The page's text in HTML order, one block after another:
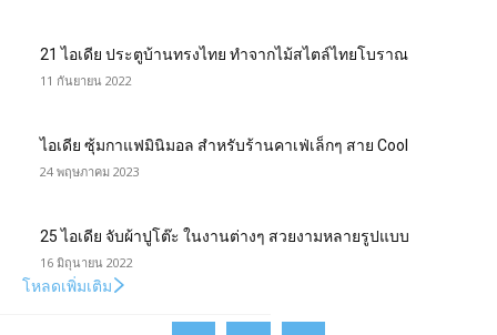
21 ไอเดีย ประตูบ้านทรงไทย ทำจากไม้สไตล์ไทยโบราณ
11 กันยายน 2022
ไอเดีย ซุ้มกาแฟมินิมอล สำหรับร้านคาเฟ่เล็กๆ สาย Cool
24 พฤษภาคม 2023
25 ไอเดีย จับผ้าปูโต๊ะ ในงานต่างๆ สวยงามหลายรูปแบบ
16 มิถุนายน 2022
โหลดเพิ่มเติม